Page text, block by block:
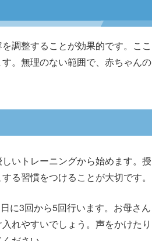
調整することが効果的です。ここ
。無理のない範囲で、赤ちゃんの
いトレーニングから始めます。授
る習慣をつけることが大切です。
に3回から5回行います。お母さん
れやすいでしょう。声をかけたり